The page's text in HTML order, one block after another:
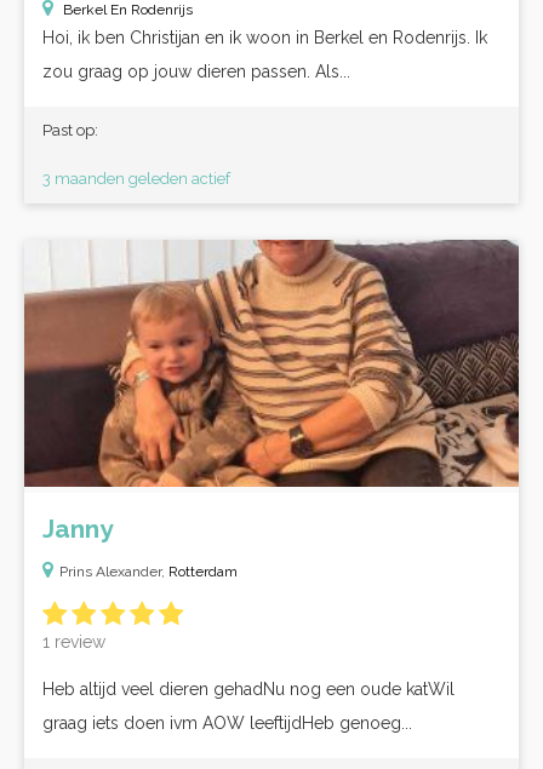
Berkel En Rodenrijs
Hoi, ik ben Christijan en ik woon in Berkel en Rodenrijs. Ik
zou graag op jouw dieren passen. Als...
Past op:
3 maanden geleden actief
Janny
Prins Alexander, Rotterdam
1 review
Heb altijd veel dieren gehadNu nog een oude katWil
graag iets doen ivm AOW leeftijdHeb genoeg...